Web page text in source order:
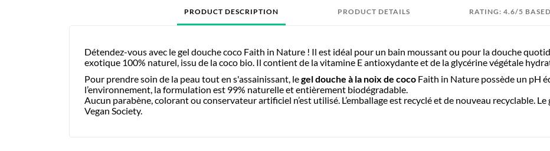
PRODUCT DESCRIPTION PRODUCT DETAILS RATING: 4.6/5
Détendez-vous avec le gel douche coco Faith in Nature ! Il est idéal pour un bain moussant ou pour la douche
exotique 100% naturel, issu de la coco bio. Il contient de la vitamine E antioxydante et de la glycérine végétale
Pour prendre soin de la peau tout en s'assainissant, legel douche à la noix de coco Faith in Nature possède un pH
l’environnement, la formulation est 99% naturelle et entièrement biodégradable.
Aucun parabène, colorant ou conservateur artificiel n’est utilisé. L’emballage est recyclé et de nouveau recyclable.
Vegan Society.